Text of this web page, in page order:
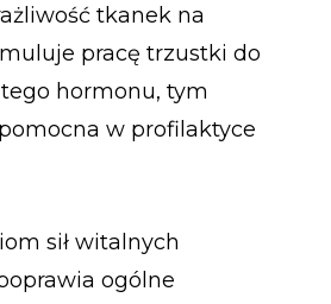
tkanek na
pracę trzustki do
hormonu, tym
w profilaktyce
sił witalnych
ogólne